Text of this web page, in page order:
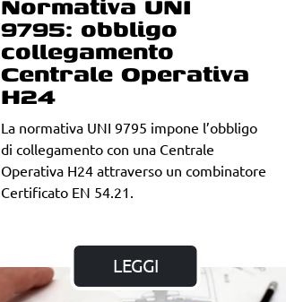
9795: obbligo
collegamento
Centrale Operativa
H24
La normativa UNI 9795 impone l’obbligo
di collegamento con una Centrale
Operativa H24 attraverso un combinatore
Certificato EN 54.21.
LEGGI